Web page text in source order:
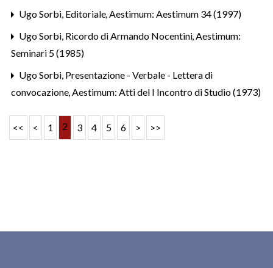
Ugo Sorbi, Editoriale,Aestimum: Aestimum 34 (1997)
Ugo Sorbi, Ricordo di Armando Nocentini,Aestimum:
Seminari 5 (1985)
Ugo Sorbi, Presentazione - Verbale - Lettera di
convocazione,Aestimum: Atti del I Incontro di Studio (1973)
<< < 1 2 3 4 5 6 > >>